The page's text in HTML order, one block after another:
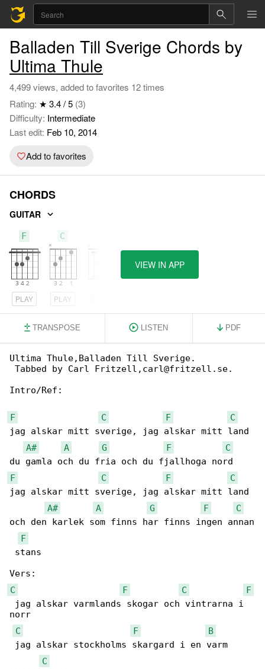
Balladen Till Sverige Chords by
Ultima Thule
4,499 views, added to favorites 12 times
Rating: ★ 3.4 / 5 (3)
Difficulty: Intermediate
Last edit: Feb 10, 2014
Add to favorites
CHORDS
GUITAR
F
PLAY
C
PLAY
VIEW IN APP
TRANSPOSE LISTEN PDF
Ultima Thule,Balladen Till Sverige.
Tabbed by Carl Fritzell,carl@fritzell.se.
Intro/Ref:
F C F
C
jag alskar mitt sverige, jag alskar mitt land
A#
A G F
C
F
C F
C
jag alskar mitt sverige, jag alskar mitt land
A#
A G F
C
och den karlek som finns har finns ingen annan
F
stans
C
F C
F
jag alskar varmlands skogar och vintrarna i
norr
C
F
B
jag alskar stockholms skargard i en varm
C